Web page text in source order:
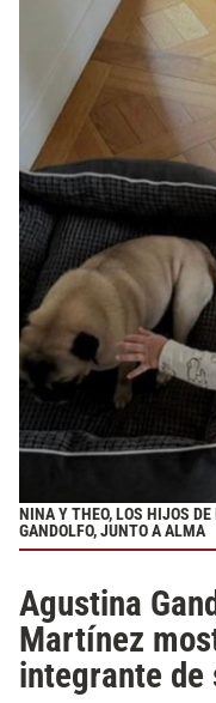
NINA Y THEO, LOS HIJOS
GANDOLFO, JUNTO A ALMA
Agustina
Martínez
integrante